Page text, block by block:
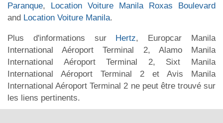
Paranque, Location Voiture Manila Roxas Boulevard
and Location Voiture Manila.
Plus d'informations sur Hertz, Europcar Manila
International Aéroport Terminal 2, Alamo Manila
International Aéroport Terminal 2, Sixt Manila
International Aéroport Terminal 2 et Avis Manila
International Aéroport Terminal 2 ne peut être trouvé sur
les liens pertinents.